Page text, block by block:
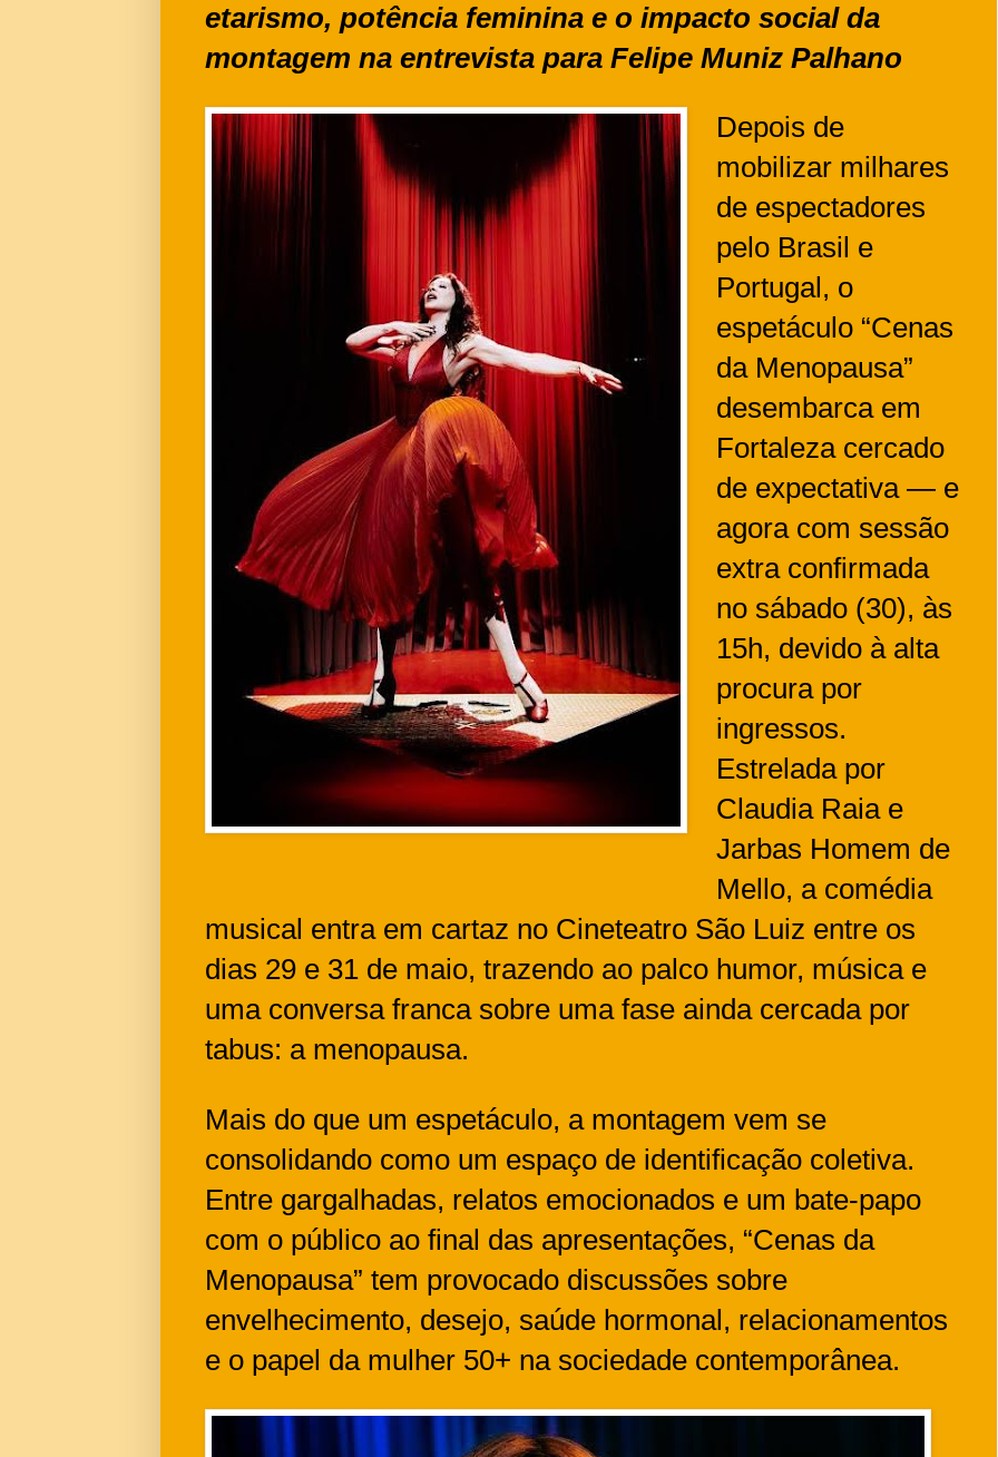
etarismo, potência feminina e o impacto social da
montagem na entrevista para Felipe Muniz Palhano
Depois de
mobilizar milhares
de espectadores
pelo Brasil e
Portugal, o
espetáculo “Cenas
da Menopausa”
desembarca em
Fortaleza cercado
de expectativa — e
agora com sessão
extra confirmada
no sábado (30), às
15h, devido à alta
procura por
ingressos.
Estrelada por
Claudia Raia e
Jarbas Homem de
Mello, a comédia
musical entra em cartaz no Cineteatro São Luiz entre os
dias 29 e 31 de maio, trazendo ao palco humor, música e
uma conversa franca sobre uma fase ainda cercada por
tabus: a menopausa.
Mais do que um espetáculo, a montagem vem se
consolidando como um espaço de identificação coletiva.
Entre gargalhadas, relatos emocionados e um bate-papo
com o público ao final das apresentações, “Cenas da
Menopausa” tem provocado discussões sobre
envelhecimento, desejo, saúde hormonal, relacionamentos
e o papel da mulher 50+ na sociedade contemporânea.